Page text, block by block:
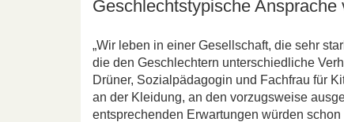
Geschlechtstypische Ansprache
„Wir leben in einer Gesellschaft, die sehr
die den Geschlechtern unterschiedliche
Drüner, Sozialpädagogin und Fachfrau für
an der Kleidung, an den vorzugsweise
entsprechenden Erwartungen würden